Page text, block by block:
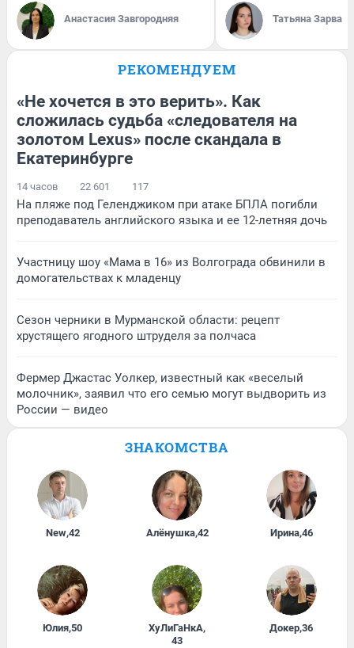
Анастасия Завгородняя Татьяна Зарва
РЕКОМЕНДУЕМ
«Не хочется в это верить». Как
сложилась судьба «следователя на
золотом Lexus» после скандала в
Екатеринбурге
14 часов 22 601 117
На пляже под Геленджиком при атаке БПЛА погибли
преподаватель английского языка и ее 12-летняя дочь
Участницу шоу «Мама в 16» из Волгограда обвинили в
домогательствах к младенцу
Сезон черники в Мурманской области: рецепт
хрустящего ягодного штруделя за полчаса
Фермер Джастас Уолкер, известный как «веселый
молочник», заявил что его семью могут выдворить из
России — видео
ЗНАКОМСТВА
New,42 Алёнушка,42 Ирина,46
Юлия,50 ХуЛиГаНкА,
43
Докер,36